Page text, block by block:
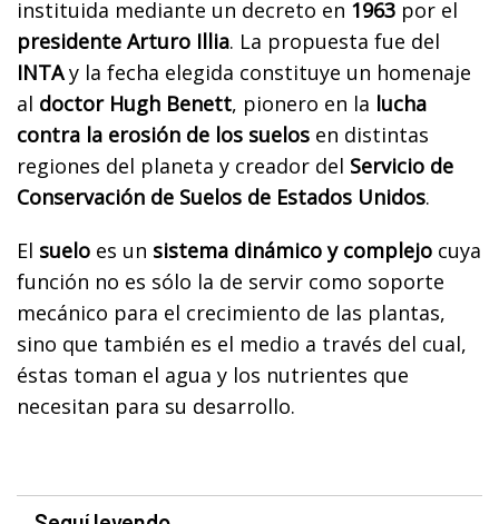
instituida mediante un decreto en 1963 por el
presidente Arturo Illia. La propuesta fue del
INTAy la fecha elegida constituye un homenaje
al doctor Hugh Benett, pionero en la lucha
contra la erosión de los suelos en distintas
regiones del planeta y creador del Servicio de
Conservación de Suelos de Estados Unidos.
El suelo es un sistema dinámico y complejo cuya
función no es sólo la de servir como soporte
mecánico para el crecimiento de las plantas,
sino que también es el medio a través del cual,
éstas toman el agua y los nutrientes que
necesitan para su desarrollo.